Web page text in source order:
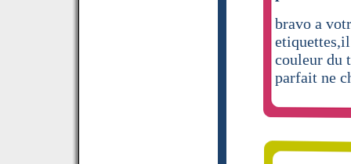
bravo a
couleur du
parfait ne